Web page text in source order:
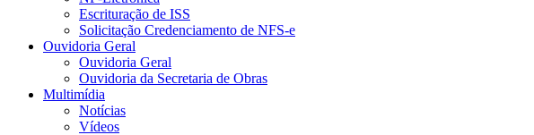
Escrituração de ISS
Solicitação Credenciamento de NFS-e
Ouvidoria Geral
Ouvidoria Geral
Ouvidoria da Secretaria de Obras
Multimídia
Notícias
Vídeos